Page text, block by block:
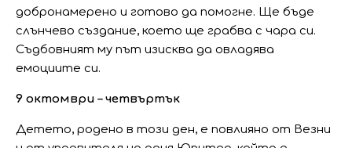
добронамерено и готово да помогне. Ще бъде
слънчево създание, което ще грабва с чара си.
Съдбовният му път изисква да овладява
емоциите си.
9 октомври – четвъртък
Детето, родено в този ден, е повлияно от Везни